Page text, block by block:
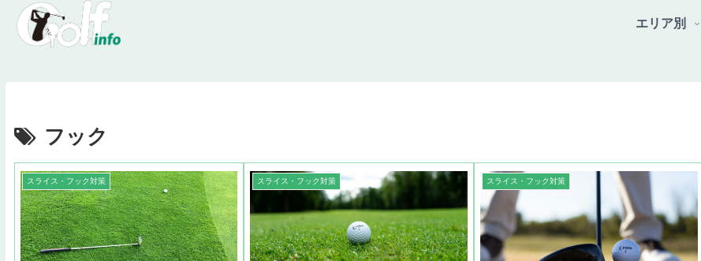
エリア別
フック
スライス・フック対策 スライス・フック対策 スライス・フック対策